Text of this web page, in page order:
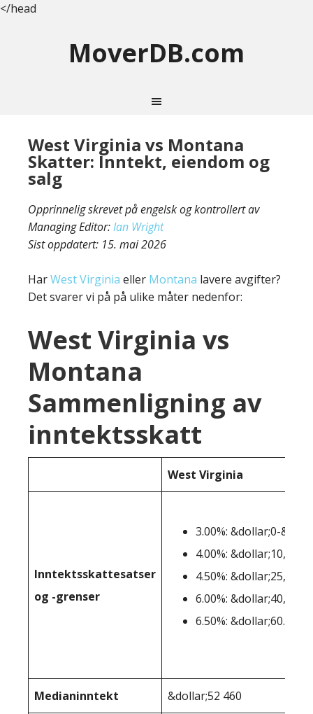
</head
MoverDB.com
West Virginia vs Montana
Skatter: Inntekt, eiendom og
salg
Opprinnelig skrevet på engelsk og kontrollert av
Managing Editor:Ian Wright
Sist oppdatert: 15. mai 2026
HarWest Virginia eller Montana lavere avgifter?
Det svarer vi på på ulike måter nedenfor:
West Virginia vs
Montana
Sammenligning av
inntektsskatt
West Virginia
Inntektsskattesatser
og -grenser
3.00%: &dollar;0-
4.00%:
4.50%:
6.00%:
6.50%: &dollar;60.001+
Medianinntekt &dollar;52 460